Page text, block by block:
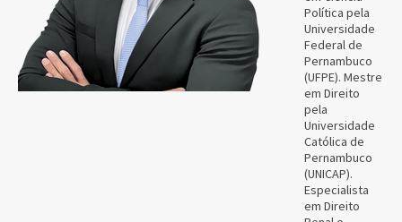
Política pela
Universidade
Federal de
Pernambuco
(UFPE). Mestre
em Direito
pela
Universidade
Católica de
Pernambuco
(UNICAP).
Especialista
em Direito